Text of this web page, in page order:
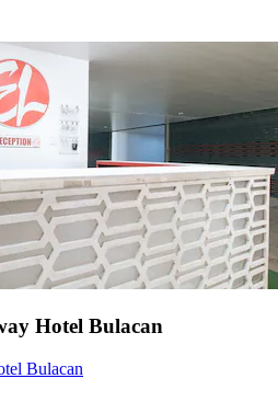
Hotel Bulacan
Bulacan